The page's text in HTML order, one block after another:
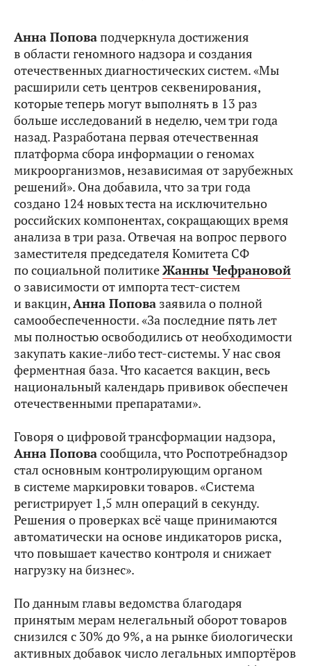
Анна Поповаподчеркнула достижения
в области геномного надзора и создания
отечественных диагностических систем. «Мы
расширили сеть центров секвенирования,
которые теперь могут выполнять в 13 раз
больше исследований в неделю, чем три года
назад. Разработана первая отечественная
платформа сбора информации о геномах
микроорганизмов, независимая от зарубежных
решений». Она добавила, что за три года
создано 124 новых теста на исключительно
российских компонентах, сокращающих время
анализа в три раза. Отвечая на вопрос первого
заместителя председателя Комитета СФ
по социальной политикеЖанны Чефрановой
о зависимости от импорта тест-систем
и вакцин,Анна Попова заявила о полной
самообеспеченности. «За последние пять лет
мы полностью освободились от необходимости
закупать какие‑либо тест-системы. У нас своя
ферментная база. Что касается вакцин, весь
национальный календарь прививок обеспечен
отечественными препаратами».
Говоря о цифровой трансформации надзора,
Анна Поповасообщила, что Роспотребнадзор
стал основным контролирующим органом
в системе маркировки товаров. «Система
регистрирует 1,5 млн операций в секунду.
Решения о проверках всё чаще принимаются
автоматически на основе индикаторов риска,
что повышает качество контроля и снижает
нагрузку на бизнес».
По данным главы ведомства благодаря
принятым мерам нелегальный оборот товаров
снизился с 30% до 9%, а на рынке биологически
активных добавок число легальных импортёров